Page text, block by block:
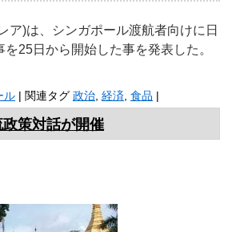
ア)は、シンガポール渡航者向けに日
25日から開始した事を発表した。
ル | 関連タグ 政治 経済 食品 |
策対話が開催